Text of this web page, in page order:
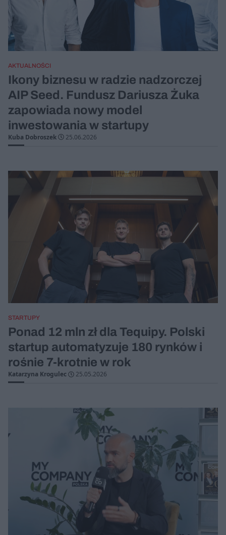
AKTUALNOŚCI
Ikony biznesu w radzie nadzorczej
AIP Seed. Fundusz Dariusza Żuka
zapowiada nowy model
inwestowania w startupy
Kuba Dobroszek 25.06.2026
STARTUPY
Ponad 12 mln zł dla Tequipy. Polski
startup automatyzuje 180 rynków i
rośnie 7-krotnie w rok
Katarzyna Krogulec 25.05.2026